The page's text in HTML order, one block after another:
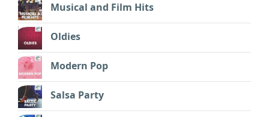
Musical and Film Hits
Oldies
Modern Pop
Salsa Party